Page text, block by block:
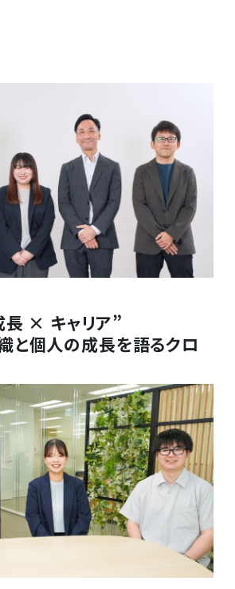
× キャリア”
と個人の成長を語るクロ